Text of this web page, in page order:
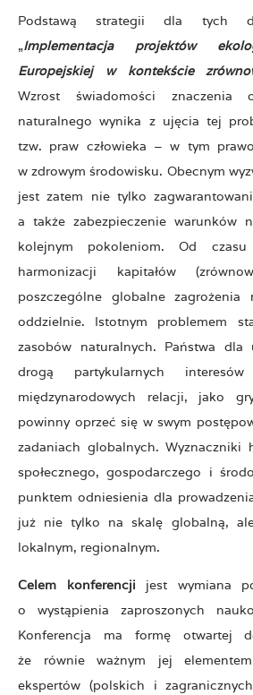
Podstawą strategii dla tych
„Implementacja projektów
Europejskiej w kontekście
Wzrost świadomości znaczenia
naturalnego wynika z ujęcia tej
tzw. praw człowieka – w tym
w zdrowym środowisku. Obecnym
jest zatem nie tylko
a także zabezpieczenie warunków
kolejnym pokoleniom. Od
harmonizacji kapitałów
poszczególne globalne zagrożenia
oddzielnie. Istotnym problemem
zasobów naturalnych. Państwa dla
drogą partykularnych
międzynarodowych relacji, jako
powinny oprzeć się w swym
zadaniach globalnych. Wyznaczniki
społecznego, gospodarczego i
punktem odniesienia dla
już nie tylko na skalę globalną,
lokalnym, regionalnym.
Celem konferencji jest wymiana
o wystąpienia zaproszonych
Konferencja ma formę otwartej
że równie ważnym jej
ekspertów (polskich i